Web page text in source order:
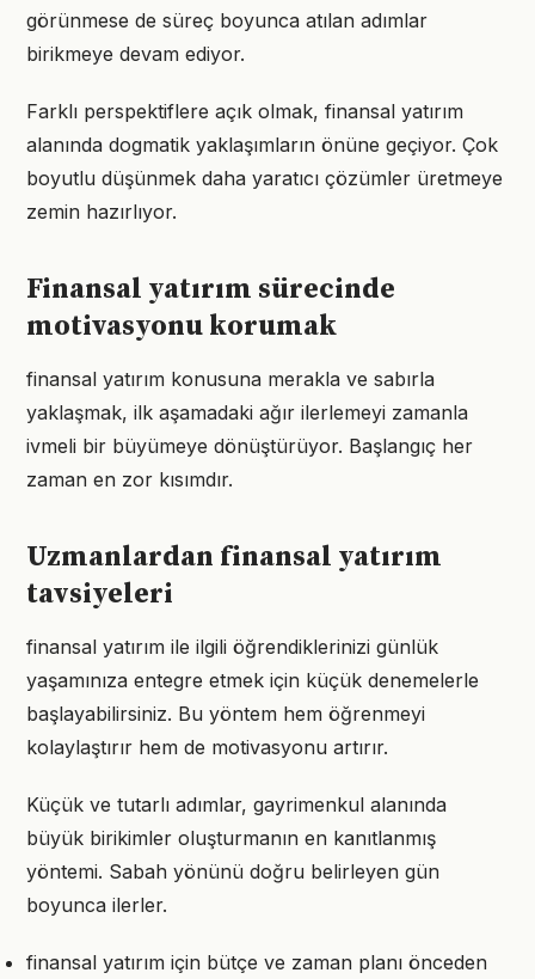
görünmese de süreç boyunca atılan adımlar
birikmeye devam ediyor.
Farklı perspektiflere açık olmak, finansal yatırım
alanında dogmatik yaklaşımların önüne geçiyor. Çok
boyutlu düşünmek daha yaratıcı çözümler üretmeye
zemin hazırlıyor.
Finansal yatırım sürecinde
motivasyonu korumak
finansal yatırım konusuna merakla ve sabırla
yaklaşmak, ilk aşamadaki ağır ilerlemeyi zamanla
ivmeli bir büyümeye dönüştürüyor. Başlangıç her
zaman en zor kısımdır.
Uzmanlardan finansal yatırım
tavsiyeleri
finansal yatırım ile ilgili öğrendiklerinizi günlük
yaşamınıza entegre etmek için küçük denemelerle
başlayabilirsiniz. Bu yöntem hem öğrenmeyi
kolaylaştırır hem de motivasyonu artırır.
Küçük ve tutarlı adımlar, gayrimenkul alanında
büyük birikimler oluşturmanın en kanıtlanmış
yöntemi. Sabah yönünü doğru belirleyen gün
boyunca ilerler.
finansal yatırım için bütçe ve zaman planı önceden